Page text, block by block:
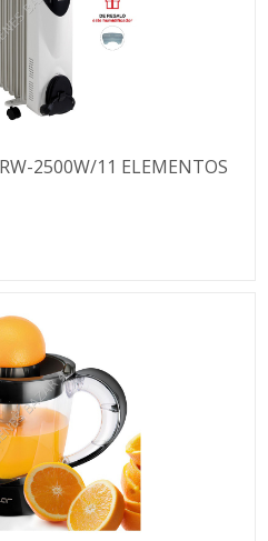
2500W/11 ELEMENTOS